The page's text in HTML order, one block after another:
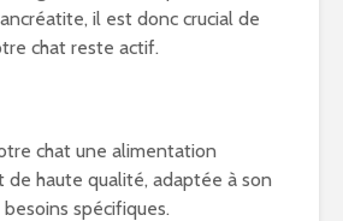
il est donc crucial de
chat reste actif.
chat une alimentation
de haute qualité, adaptée à son
spécifiques.